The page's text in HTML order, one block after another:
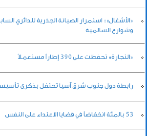
«الأشغال»: استمرار الصيانة الجذرية للدائري
وشوارع السالمية
«التجارة» تحفظت على 390 إطاراً مستعملاً
رابطة دول جنوب شرق آسيا تحتفل بذكرى
53 بالمئة انخفاضاً في قضايا الاعتداء على النفس